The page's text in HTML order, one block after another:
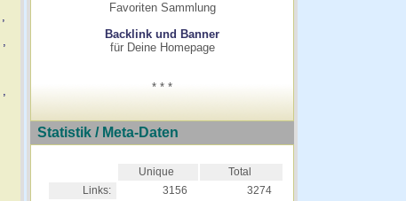
,
,
,
Favoriten Sammlung
Backlink und Banner
für Deine Homepage
* * *
Statistik / Meta-Daten
Unique
Total
Links:
3156
3274